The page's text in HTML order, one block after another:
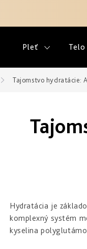
Pleť Telo
Tajomstvo hydratácie:
Hydratácia je
komplexný systém
kyselina